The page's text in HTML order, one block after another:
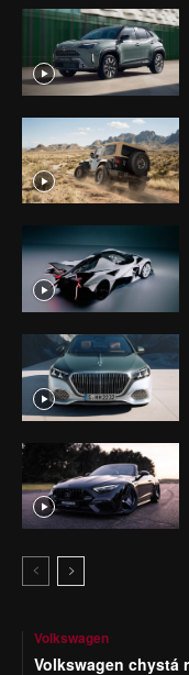
Volkswagen
Volkswagen chystá